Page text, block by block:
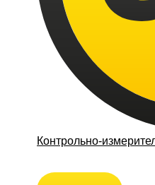
Контрольно-